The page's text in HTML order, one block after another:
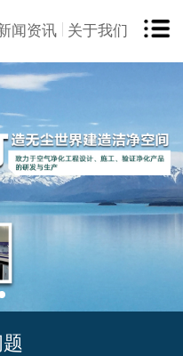
闻资讯 关于我们